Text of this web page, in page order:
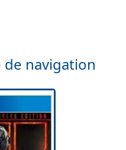
navigation